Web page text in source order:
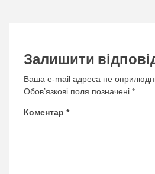
Залишити
Ваша e-mail адреса не
Обов’язкові поля позначені *
Коментар *